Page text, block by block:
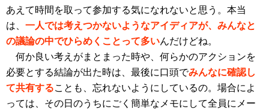
あえて時間を取って参加する気になれないと思う。本当
は、 一人では考えつかないようなアイディアが、みんなと
の議論の中でひらめくことって多いんだけどね。
何か良い考えがまとまった時や、何らかのアクションを
必要とする結論が出た時は、最後に口頭でみんなに確認し
て共有することも
、忘れないようにしているの。場合によ
っては、その日のうちにごく簡単なメモにして全員にメー